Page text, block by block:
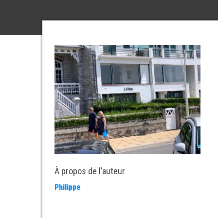
À propos de l’auteur
Philippe